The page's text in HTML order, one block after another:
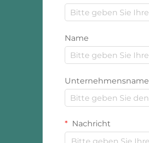
Name
Unternehmensname
Nachricht